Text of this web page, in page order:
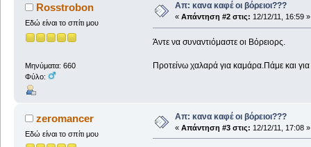
Rosstrobon
Εδώ είναι το σπίτι μου
Μηνύματα: 660
Φύλο:
Απ: κανα καφέ οι βόρειοι???
« Απάντηση #2 στις: 12/12/11, 16:59 »
Άντε να συναντιόμαστε οι Βόρειορς.
Προτείνω χαλαρά για καμάρα.Πάμε και
zeromancer
Εδώ είναι το σπίτι μου
Απ: κανα καφέ οι βόρειοι???
« Απάντηση #3 στις: 12/12/11, 17:08 »